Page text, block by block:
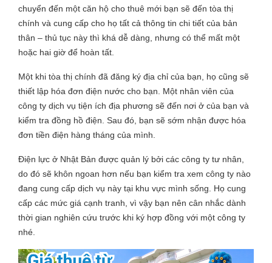
chuyển đến một căn hộ cho thuê mới bạn sẽ đến tòa thị
chính và cung cấp cho họ tất cả thông tin chi tiết của bản
thân – thủ tục này thì khá dễ dàng, nhưng có thể mất một
hoặc hai giờ để hoàn tất.
Một khi tòa thị chính đã đăng ký địa chỉ của bạn, họ cũng sẽ
thiết lập hóa đơn điện nước cho bạn. Một nhân viên của
công ty dịch vụ tiện ích địa phương sẽ đến nơi ở của bạn và
kiểm tra đồng hồ điện. Sau đó, bạn sẽ sớm nhận được hóa
đơn tiền điện hàng tháng của mình.
Điện lực ở Nhật Bản được quản lý bởi các công ty tư nhân,
do đó sẽ khôn ngoan hơn nếu bạn kiểm tra xem công ty nào
đang cung cấp dịch vụ này tại khu vực mình sống. Họ cung
cấp các mức giá cạnh tranh, vì vậy bạn nên cân nhắc dành
thời gian nghiên cứu trước khi ký hợp đồng với một công ty
nhé.